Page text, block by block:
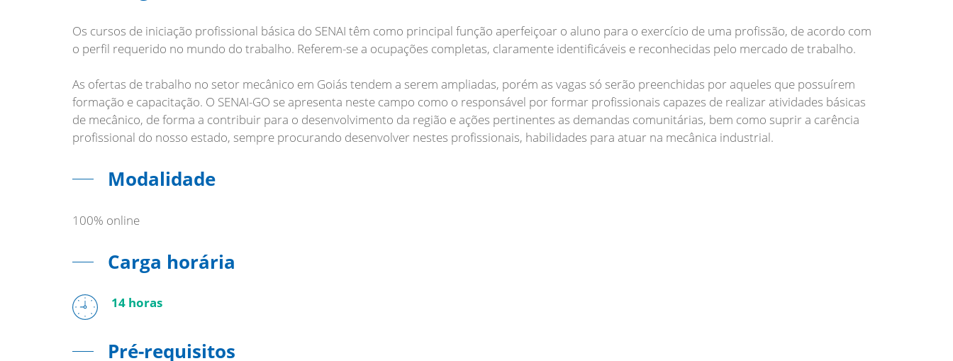
Os cursos de iniciação profissional básica do SENAI têm como principal função aperfeiçoar o aluno para o exercício de uma profissão, de acordo com
o perfil requerido no mundo do trabalho. Referem-se a ocupações completas, claramente identificáveis e reconhecidas pelo mercado de trabalho.
As ofertas de trabalho no setor mecânico em Goiás tendem a serem ampliadas, porém as vagas só serão preenchidas por aqueles que possuírem
formação e capacitação. O SENAI-GO se apresenta neste campo como o responsável por formar profissionais capazes de realizar atividades básicas
de mecânico, de forma a contribuir para o desenvolvimento da região e ações pertinentes as demandas comunitárias, bem como suprir a carência
profissional do nosso estado, sempre procurando desenvolver nestes profissionais, habilidades para atuar na mecânica industrial.
Modalidade
100% online
Carga horária
14 horas
Pré-requisitos